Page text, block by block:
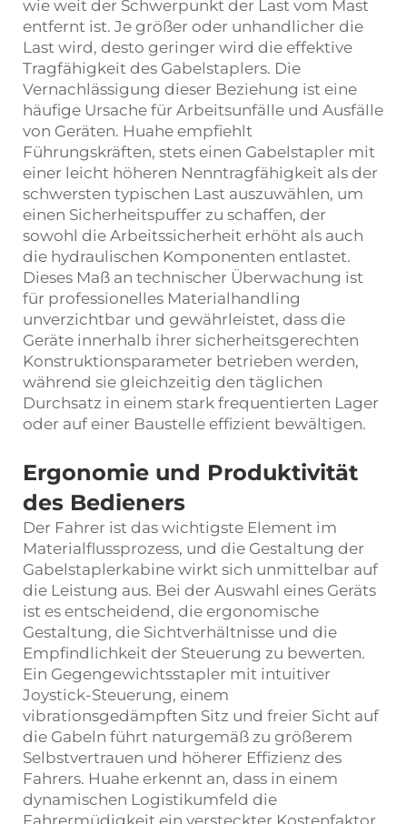
wie weit der Schwerpunkt der Last vom Mast
entfernt ist. Je größer oder unhandlicher die
Last wird, desto geringer wird die effektive
Tragfähigkeit des Gabelstaplers. Die
Vernachlässigung dieser Beziehung ist eine
häufige Ursache für Arbeitsunfälle und Ausfälle
von Geräten. Huahe empfiehlt
Führungskräften, stets einen Gabelstapler mit
einer leicht höheren Nenntragfähigkeit als der
schwersten typischen Last auszuwählen, um
einen Sicherheitspuffer zu schaffen, der
sowohl die Arbeitssicherheit erhöht als auch
die hydraulischen Komponenten entlastet.
Dieses Maß an technischer Überwachung ist
für professionelles Materialhandling
unverzichtbar und gewährleistet, dass die
Geräte innerhalb ihrer sicherheitsgerechten
Konstruktionsparameter betrieben werden,
während sie gleichzeitig den täglichen
Durchsatz in einem stark frequentierten Lager
oder auf einer Baustelle effizient bewältigen.
Ergonomie und Produktivität
des Bedieners
Der Fahrer ist das wichtigste Element im
Materialflussprozess, und die Gestaltung der
Gabelstaplerkabine wirkt sich unmittelbar auf
die Leistung aus. Bei der Auswahl eines Geräts
ist es entscheidend, die ergonomische
Gestaltung, die Sichtverhältnisse und die
Empfindlichkeit der Steuerung zu bewerten.
Ein Gegengewichtsstapler mit intuitiver
Joystick-Steuerung, einem
vibrationsgedämpften Sitz und freier Sicht auf
die Gabeln führt naturgemäß zu größerem
Selbstvertrauen und höherer Effizienz des
Fahrers. Huahe erkennt an, dass in einem
dynamischen Logistikumfeld die
Fahrermüdigkeit ein versteckter Kostenfaktor